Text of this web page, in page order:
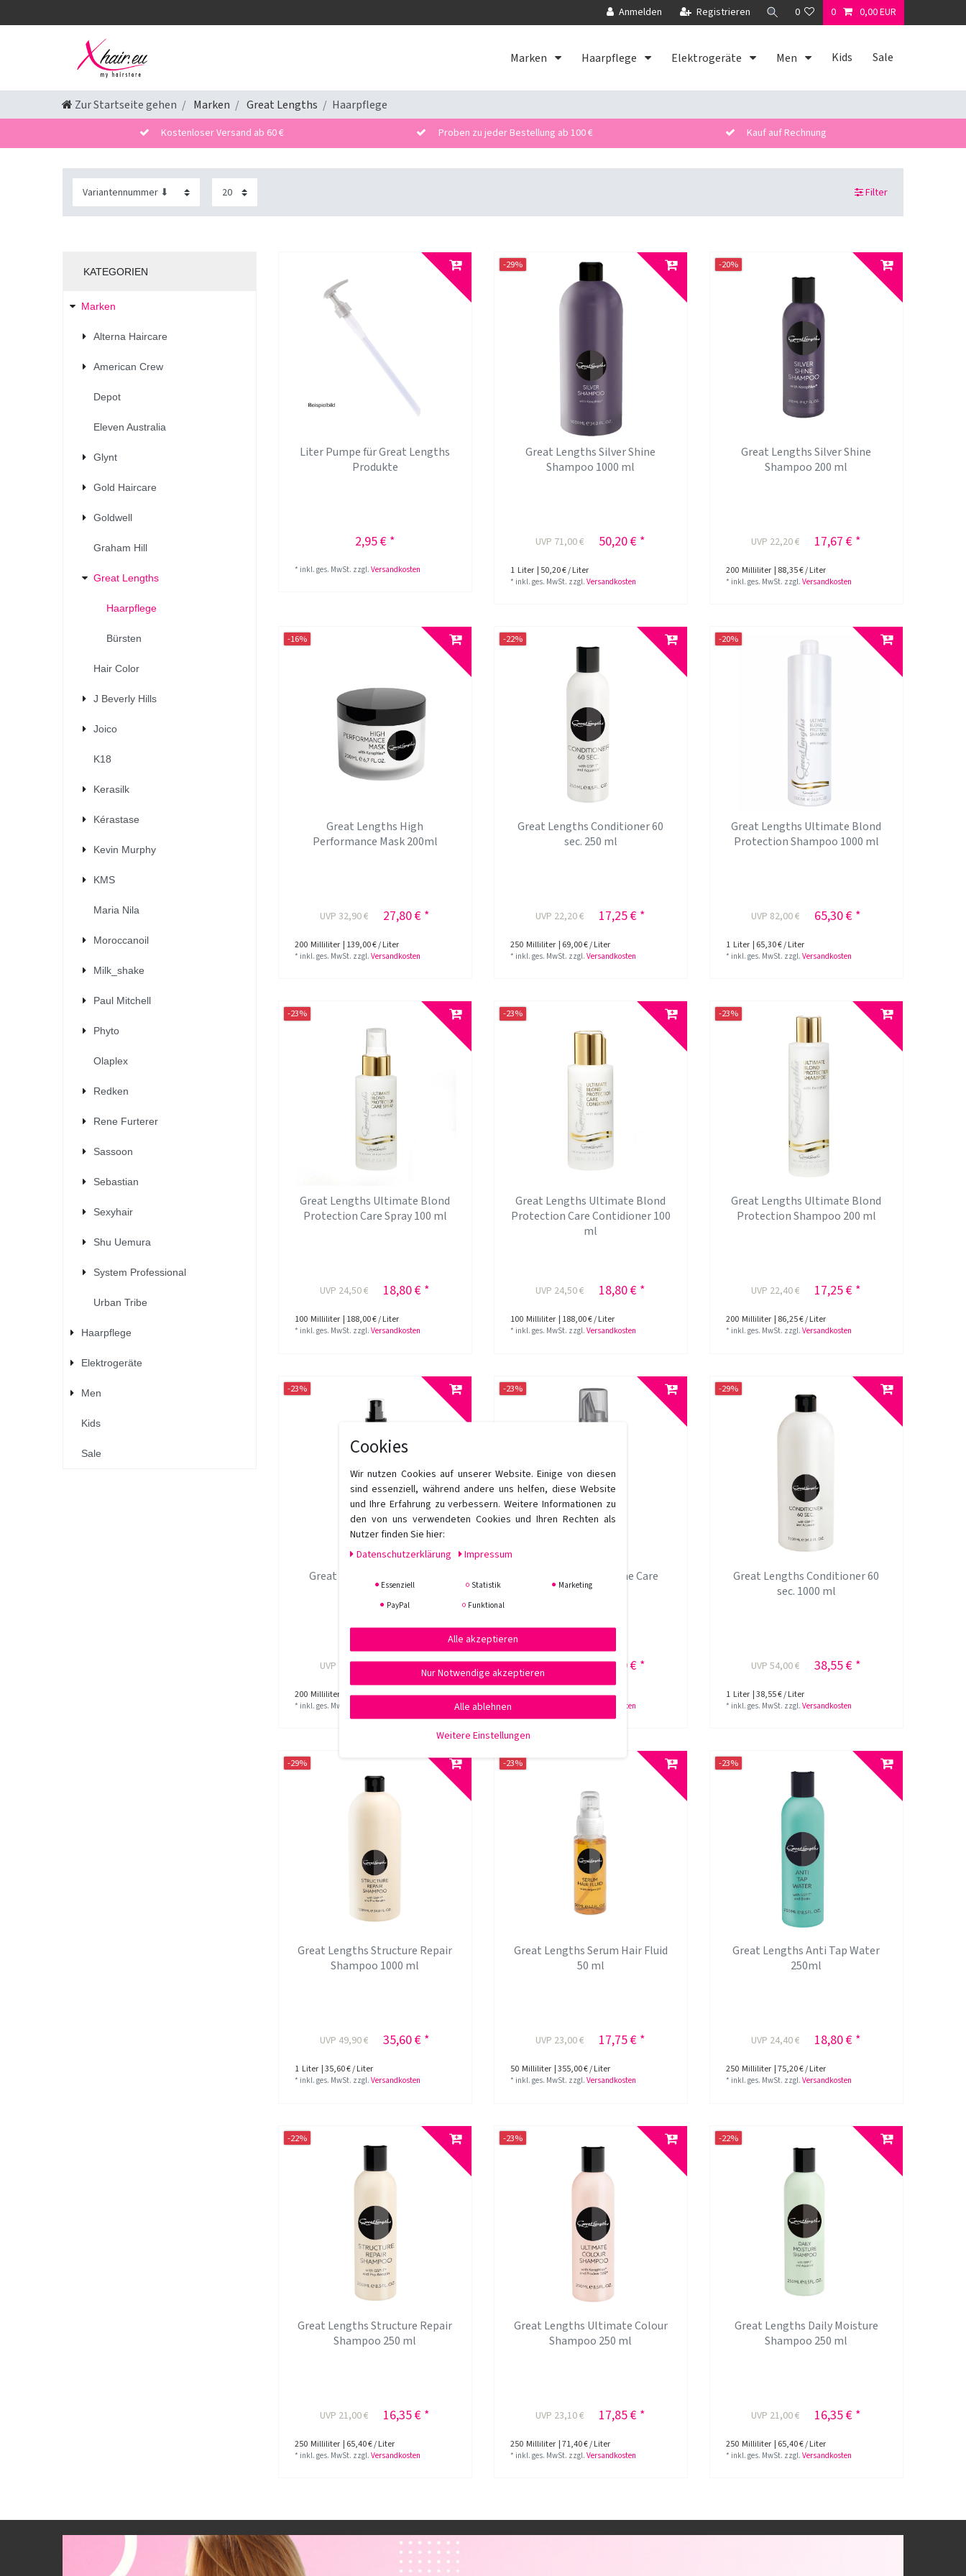
Anmelden Registrieren 0 0 0,00 EUR
Marken Haarpflege Elektrogeräte Men Kids Sale
Zur Startseite gehen Marken Great Lengths Haarpflege
Kostenloser Versand ab 60 € Proben zu jeder Bestellung ab 100 € Kauf auf Rechnung
Filter
KATEGORIEN
Marken
Alterna Haircare
American Crew
Depot
Eleven Australia
Glynt
Gold Haircare
Goldwell
Graham Hill
Great Lengths
Haarpflege
Bürsten
Hair Color
J Beverly Hills
Joico
K18
Kerasilk
Kérastase
Kevin Murphy
KMS
Maria Nila
Moroccanoil
Milk_shake
Paul Mitchell
Phyto
Olaplex
Redken
Rene Furterer
Sassoon
Sebastian
Sexyhair
Shu Uemura
System Professional
Urban Tribe
Haarpflege
Elektrogeräte
Men
Kids
Sale
Liter Pumpe für Great Lengths
Produkte
2,95 € *
* inkl. ges. MwSt. zzgl.Versandkosten
-29%
Great Lengths Silver Shine
Shampoo 1000 ml
UVP 71,00 € 50,20 € *
1 Liter | 50,20 € / Liter
* inkl. ges. MwSt. zzgl.Versandkosten
-20%
Great Lengths Silver Shine
Shampoo 200 ml
UVP 22,20 € 17,67 € *
200 Milliliter | 88,35 € / Liter
* inkl. ges. MwSt. zzgl.Versandkosten
-16%
Great Lengths High
Performance Mask 200ml
UVP 32,90 € 27,80 € *
200 Milliliter | 139,00 € / Liter
* inkl. ges. MwSt. zzgl.Versandkosten
-22%
Great Lengths Conditioner 60
sec. 250 ml
UVP 22,20 € 17,25 € *
250 Milliliter | 69,00 € / Liter
* inkl. ges. MwSt. zzgl.Versandkosten
-20%
Great Lengths Ultimate Blond
Protection Shampoo 1000 ml
UVP 82,00 € 65,30 € *
1 Liter | 65,30 € / Liter
* inkl. ges. MwSt. zzgl.Versandkosten
-23%
Great Lengths Ultimate Blond
Protection Care Spray 100 ml
UVP 24,50 € 18,80 € *
100 Milliliter | 188,00 € / Liter
* inkl. ges. MwSt. zzgl.Versandkosten
-23%
Great Lengths Ultimate Blond
Protection Care Contidioner 100
ml
UVP 24,50 € 18,80 € *
100 Milliliter | 188,00 € / Liter
* inkl. ges. MwSt. zzgl.Versandkosten
-23%
Great Lengths Ultimate Blond
Protection Shampoo 200 ml
UVP 22,40 € 17,25 € *
200 Milliliter | 86,25 € / Liter
* inkl. ges. MwSt. zzgl.Versandkosten
-23%
Great Lengths Heat & Care
Spray 200 ml
UVP 24,40 € 18,80 € *
200 Milliliter | 94,00 € / Liter
* inkl. ges. MwSt.
-23%
Great Lengths Volume Care
Mousse 200 ml
UVP 26,50 € 20,30 € *
200Milliliter| 101,50 € / Liter
* Versandkosten
-29%
Great Lengths Conditioner 60
sec. 1000 ml
UVP 54,00 € 38,55 € *
1 Liter | 38,55 € / Liter
* inkl. ges. MwSt. zzgl.Versandkosten
-29%
Great Lengths Structure Repair
Shampoo 1000 ml
UVP 49,90 € 35,60 € *
1 Liter | 35,60 € / Liter
* inkl. ges. MwSt. zzgl.Versandkosten
-23%
Great Lengths Serum Hair Fluid
50 ml
UVP 23,00 € 17,75 € *
50 Milliliter | 355,00 € / Liter
* inkl. ges. MwSt. zzgl.Versandkosten
-23%
Great Lengths Anti Tap Water
250ml
UVP 24,40 € 18,80 € *
250 Milliliter | 75,20 € / Liter
* inkl. ges. MwSt. zzgl.Versandkosten
-22%
Great Lengths Structure Repair
Shampoo 250 ml
UVP 21,00 € 16,35 € *
250 Milliliter | 65,40 € / Liter
* inkl. ges. MwSt. zzgl.Versandkosten
-23%
Great Lengths Ultimate Colour
Shampoo 250 ml
UVP 23,10 € 17,85 € *
250 Milliliter | 71,40 € / Liter
* inkl. ges. MwSt. zzgl.Versandkosten
-22%
Great Lengths Daily Moisture
Shampoo 250 ml
UVP 21,00 € 16,35 € *
250 Milliliter | 65,40 € / Liter
* inkl. ges. MwSt. zzgl.Versandkosten
Cookies
Wir nutzen Cookies auf unserer Website. Einige von diesen
sind essenziell, während andere uns helfen, diese Website
und Ihre Erfahrung zu verbessern. Weitere Informationen zu
den von uns verwendeten Cookies und Ihren Rechten als
Nutzer finden Sie hier:
Daten­schutz­erklärung
Impressum
Essenziell Statistik
Marketing
PayPal
Funktional
Alle akzeptieren
Nur Notwendige akzeptieren
Alle ablehnen
Weitere Einstellungen